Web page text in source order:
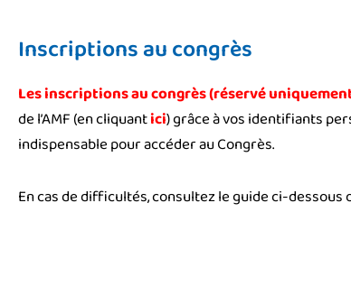
Inscriptions au congrès
Les inscriptions au congrès (réservé
de l’AMF (en cliquantici) grâce à vos identifiants
indispensable pour accéder au Congrès.
En cas de difficultés, consultez le guide ci-dessous